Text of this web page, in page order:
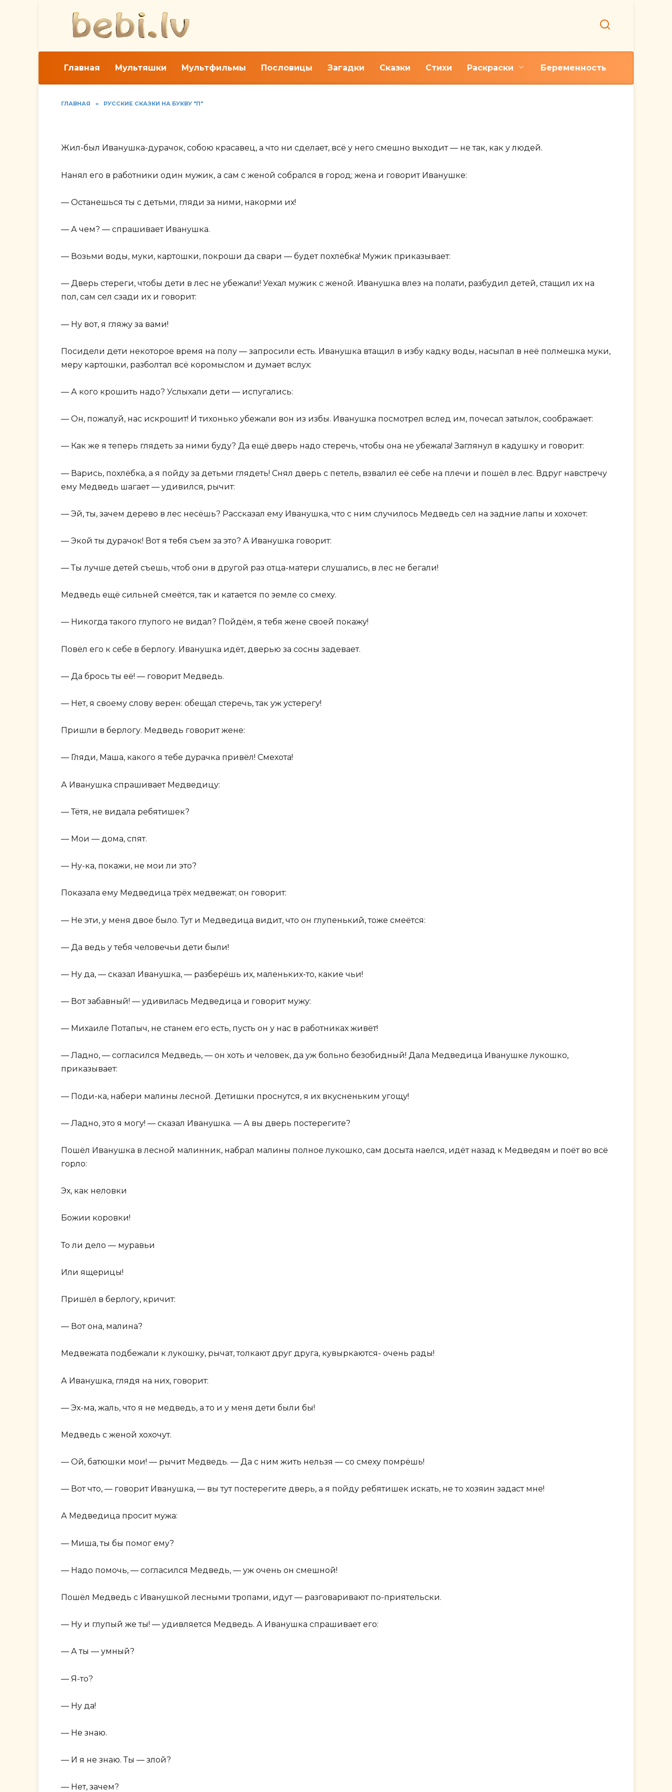
Главная Мультяшки Мультфильмы Пословицы Загадки Сказки Стихи Раскраски Беременность
ГЛАВНАЯ » РУССКИЕ СКАЗКИ НА БУКВУ "П"
Жил-был Иванушка-дурачок, собою красавец, а что ни сделает, всё у него смешно выходит — не так, как у людей.
Нанял его в работники один мужик, а сам с женой собрался в город; жена и говорит Иванушке:
— Останешься ты с детьми, гляди за ними, накорми их!
— А чем? — спрашивает Иванушка.
— Возьми воды, муки, картошки, покроши да свари — будет похлёбка! Мужик приказывает:
— Дверь стереги, чтобы дети в лес не убежали! Уехал мужик с женой. Иванушка влез на полати, разбудил детей, стащил их на
пол, сам сел сзади их и говорит:
— Ну вот, я гляжу за вами!
Посидели дети некоторое время на полу — запросили есть. Иванушка втащил в избу кадку воды, насыпал в неё полмешка муки,
меру картошки, разболтал всё коромыслом и думает вслух:
— А кого крошить надо? Услыхали дети — испугались:
— Он, пожалуй, нас искрошит! И тихонько убежали вон из избы. Иванушка посмотрел вслед им, почесал затылок, соображает:
— Как же я теперь глядеть за ними буду? Да ещё дверь надо стеречь, чтобы она не убежала! Заглянул в кадушку и говорит:
— Варись, похлёбка, а я пойду за детьми глядеть! Снял дверь с петель, взвалил её себе на плечи и пошёл в лес. Вдруг навстречу
ему Медведь шагает — удивился, рычит:
— Эй, ты, зачем дерево в лес несёшь? Рассказал ему Иванушка, что с ним случилось Медведь сел на задние лапы и хохочет:
— Экой ты дурачок! Вот я тебя съем за это? А Иванушка говорит:
— Ты лучше детей съешь, чтоб они в другой раз отца-матери слушались, в лес не бегали!
Медведь ещё сильней смеётся, так и катается по земле со смеху.
— Никогда такого глупого не видал? Пойдём, я тебя жене своей покажу!
Повёл его к себе в берлогу. Иванушка идёт, дверью за сосны задевает.
— Да брось ты её! — говорит Медведь.
— Нет, я своему слову верен: обещал стеречь, так уж устерегу!
Пришли в берлогу. Медведь говорит жене:
— Гляди, Маша, какого я тебе дурачка привёл! Смехота!
А Иванушка спрашивает Медведицу:
— Тётя, не видала ребятишек?
— Мои — дома, спят.
— Ну-ка, покажи, не мои ли это?
Показала ему Медведица трёх медвежат; он говорит:
— Не эти, у меня двое было. Тут и Медведица видит, что он глупенький, тоже смеётся:
— Да ведь у тебя человечьи дети были!
— Ну да, — сказал Иванушка, — разберёшь их, маленьких-то, какие чьи!
— Вот забавный! — удивилась Медведица и говорит мужу:
— Михаиле Потапыч, не станем его есть, пусть он у нас в работниках живёт!
— Ладно, — согласился Медведь, — он хоть и человек, да уж больно безобидный! Дала Медведица Иванушке лукошко,
приказывает:
— Поди-ка, набери малины лесной. Детишки проснутся, я их вкусненьким угощу!
— Ладно, это я могу! — сказал Иванушка. — А вы дверь постерегите?
Пошёл Иванушка в лесной малинник, набрал малины полное лукошко, сам досыта наелся, идёт назад к Медведям и поёт во всё
горло:
Эх, как неловки
Божии коровки!
То ли дело — муравьи
Или ящерицы!
Пришёл в берлогу, кричит:
— Вот она, малина?
Медвежата подбежали к лукошку, рычат, толкают друг друга, кувыркаются- очень рады!
А Иванушка, глядя на них, говорит:
— Эх-ма, жаль, что я не медведь, а то и у меня дети были бы!
Медведь с женой хохочут.
— Ой, батюшки мои! — рычит Медведь. — Да с ним жить нельзя — со смеху помрёшь!
— Вот что, — говорит Иванушка, — вы тут постерегите дверь, а я пойду ребятишек искать, не то хозяин задаст мне!
А Медведица просит мужа:
— Миша, ты бы помог ему?
— Надо помочь, — согласился Медведь, — уж очень он смешной!
Пошёл Медведь с Иванушкой лесными тропами, идут — разговаривают по-приятельски.
— Ну и глупый же ты! — удивляется Медведь. А Иванушка спрашивает его:
— А ты — умный?
— Я-то?
— Ну да!
— Не знаю.
— И я не знаю. Ты — злой?
— Нет, зачем?